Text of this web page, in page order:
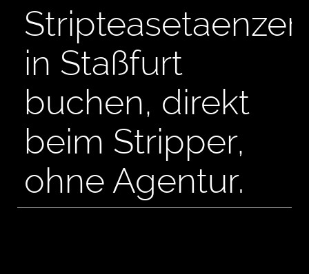
Stripteasetaenzer
in Staßfurt
buchen, direkt
beim Stripper,
ohne Agentur.